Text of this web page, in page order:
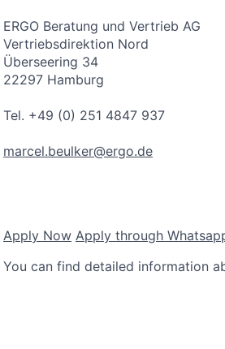
ERGO Beratung und Vertrieb AG
Vertriebsdirektion Nord
Überseering 34
22297 Hamburg
Tel. +49 (0) 251 4847 937
marcel.beulker@ergo.de
Apply Now Apply through
You can find detailed information